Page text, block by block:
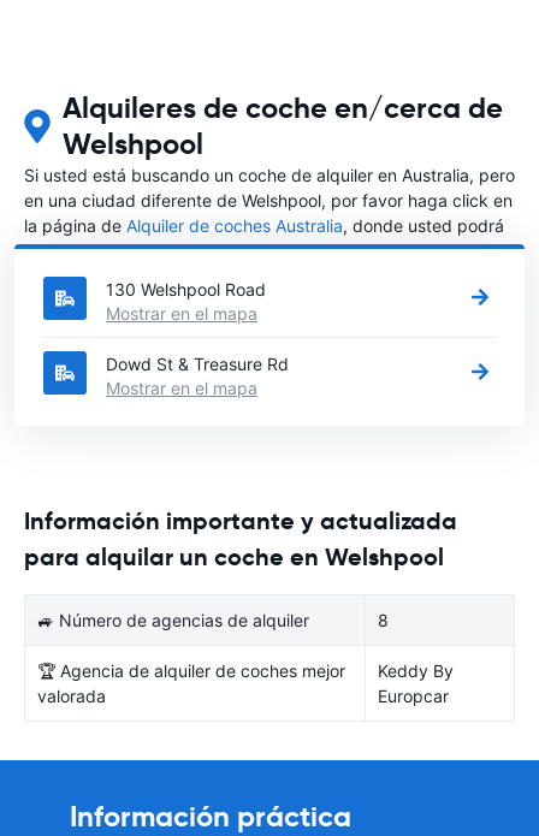
Alquileres de coche en/cerca de
Welshpool
Si usted está buscando un coche de alquiler en Australia, pero
en una ciudad diferente de Welshpool, por favor haga click en
la página de Alquiler de coches Australia, donde usted podrá
elegir en qué ciudad de Australia desea alquilar un coche.
130 Welshpool Road
Mostrar en el mapa
Dowd St & Treasure Rd
Mostrar en el mapa
Información importante y actualizada
para alquilar un coche en Welshpool
🚙 Número de agencias de alquiler 8
🏆 Agencia de alquiler de coches mejor
valorada
Keddy By
Europcar
Información práctica